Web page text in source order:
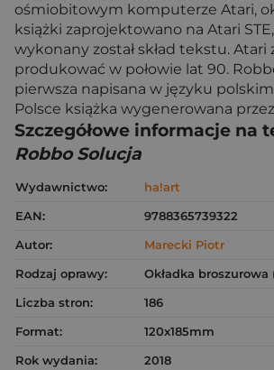
ośmiobitowym komputerze Atari,
książki zaprojektowano na Atari
wykonany został skład tekstu. Atari
produkować w połowie lat 90.
pierwsza napisana w języku
Polsce książka wygenerowana
Szczegółowe informacje na
Robbo Solucja
Wydawnictwo:
ha!art
EAN:
9788365739322
Autor:
Marecki Piotr
Rodzaj oprawy:
Okładka broszurowa
Liczba stron:
186
Format:
120x185mm
Rok wydania:
2018